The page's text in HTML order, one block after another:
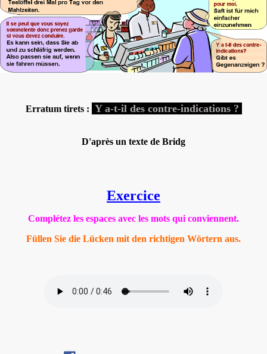
Erratum tirets : Y a-t-il des contre-indications ?
D'après un texte de Bridg
Exercice
Complétez les espaces avec les mots qui conviennent.
Füllen Sie die Lücken mit den richtigen Wörtern aus.